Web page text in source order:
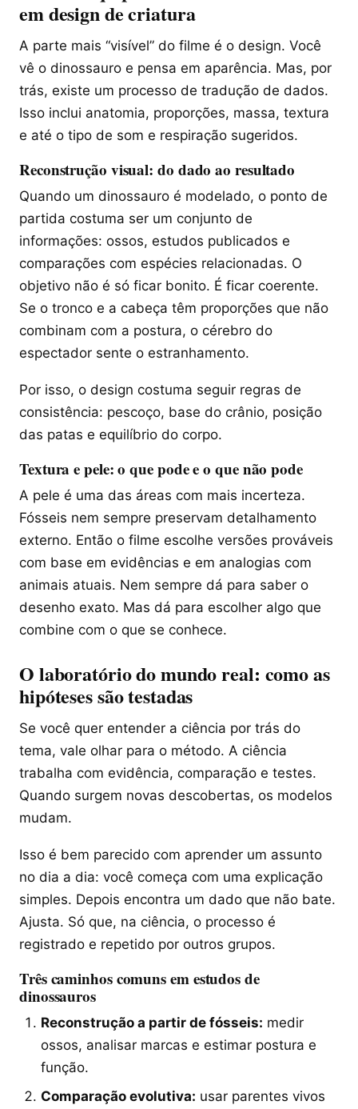
em design de criatura
A parte mais “visível” do filme é o design. Você
vê o dinossauro e pensa em aparência. Mas, por
trás, existe um processo de tradução de dados.
Isso inclui anatomia, proporções, massa, textura
e até o tipo de som e respiração sugeridos.
Reconstrução visual: do dado ao resultado
Quando um dinossauro é modelado, o ponto de
partida costuma ser um conjunto de
informações: ossos, estudos publicados e
comparações com espécies relacionadas. O
objetivo não é só ficar bonito. É ficar coerente.
Se o tronco e a cabeça têm proporções que não
combinam com a postura, o cérebro do
espectador sente o estranhamento.
Por isso, o design costuma seguir regras de
consistência: pescoço, base do crânio, posição
das patas e equilíbrio do corpo.
Textura e pele: o que pode e o que não pode
A pele é uma das áreas com mais incerteza.
Fósseis nem sempre preservam detalhamento
externo. Então o filme escolhe versões prováveis
com base em evidências e em analogias com
animais atuais. Nem sempre dá para saber o
desenho exato. Mas dá para escolher algo que
combine com o que se conhece.
O laboratório do mundo real: como as
hipóteses são testadas
Se você quer entender a ciência por trás do
tema, vale olhar para o método. A ciência
trabalha com evidência, comparação e testes.
Quando surgem novas descobertas, os modelos
mudam.
Isso é bem parecido com aprender um assunto
no dia a dia: você começa com uma explicação
simples. Depois encontra um dado que não bate.
Ajusta. Só que, na ciência, o processo é
registrado e repetido por outros grupos.
Três caminhos comuns em estudos de
dinossauros
Reconstrução a partir de fósseis: medir
ossos, analisar marcas e estimar postura e
função.
Comparação evolutiva: usar parentes vivos